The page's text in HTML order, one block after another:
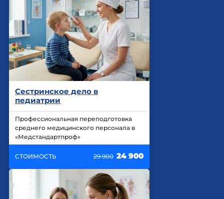
Сестринское дело в
педиатрии
Профессиональная переподготовка
среднего медицинского персонала в
«Медстандартпроф»
СТОИМОСТЬ 29 900 24 900